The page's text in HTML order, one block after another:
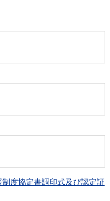
度協定書調印式及び認定証